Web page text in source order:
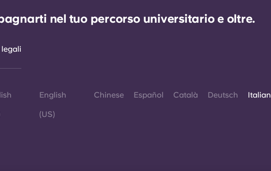
nel tuo percorso universitario e oltre.
English
(US)
Chinese Español Català Deutsch Italian